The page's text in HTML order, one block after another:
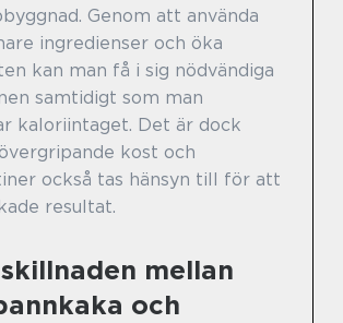
Genom att använda
ingredienser och öka
kan man få i sig nödvändiga
samtidigt som man
kaloriintaget. Det är dock
kost och
också tas hänsyn till för att
resultat.
mellan
och